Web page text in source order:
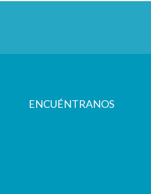
ENCUÉNTRANOS